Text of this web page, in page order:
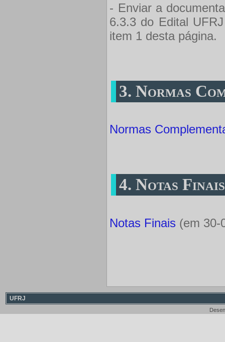
- Enviar a
6.3.3 do Edital
item 1 desta página.
3. Normas
Normas
4. Notas Finais
Notas Finais (em 30-
UFRJ